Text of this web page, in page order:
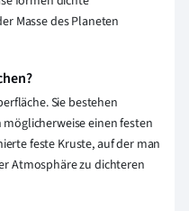
Masse des Planeten
Sie bestehen
einen festen
feste Kruste, auf der man
Atmosphäre zu dichteren